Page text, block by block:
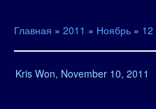
Главная » 2011 » Ноябрь » 12
Kris Won, November 10, 2011